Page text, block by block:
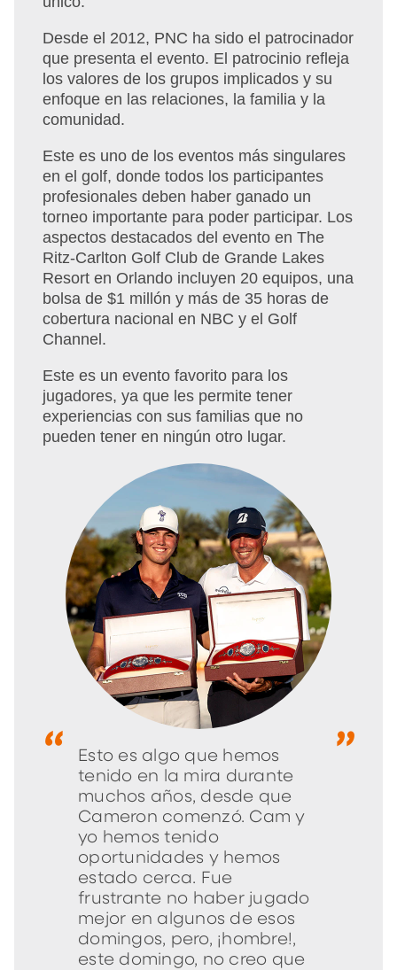
Desde el 2012, PNC ha sido el patrocinador
que presenta el evento. El patrocinio refleja
los valores de los grupos implicados y su
enfoque en las relaciones, la familia y la
comunidad.
Este es uno de los eventos más singulares
en el golf, donde todos los participantes
profesionales deben haber ganado un
torneo importante para poder participar. Los
aspectos destacados del evento en The
Ritz-Carlton Golf Club de Grande Lakes
Resort en Orlando incluyen 20 equipos, una
bolsa de $1 millón y más de 35 horas de
cobertura nacional en NBC y el Golf
Channel.
Este es un evento favorito para los
jugadores, ya que les permite tener
experiencias con sus familias que no
pueden tener en ningún otro lugar.
Esto es algo que hemos
tenido en la mira durante
muchos años, desde que
Cameron comenzó. Cam y
yo hemos tenido
oportunidades y hemos
estado cerca. Fue
frustrante no haber jugado
mejor en algunos de esos
domingos, pero, ¡hombre!,
este domingo, no creo que